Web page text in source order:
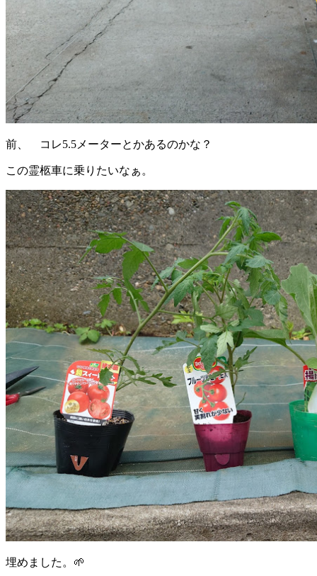
前、 コレ5.5メーターとかあるのかな？
この霊柩車に乗りたいなぁ。
埋めました。🌱